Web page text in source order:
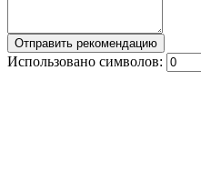
Использовано символов: